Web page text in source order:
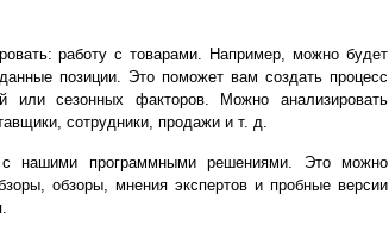
работу с товарами. Например, можно будет
позиции. Это поможет вам создать процесс
или сезонных факторов. Можно анализировать
сотрудники, продажи и т. д.
с нашими программными решениями. Это можно
обзоры, мнения экспертов и пробные версии